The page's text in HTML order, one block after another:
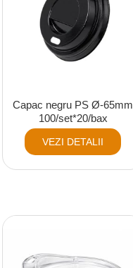
Capac negru PS Ø-65mm
100/set*20/bax
VEZI DETALII